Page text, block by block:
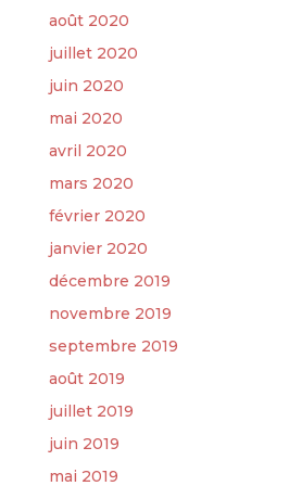
août 2020
juillet 2020
juin 2020
mai 2020
avril 2020
mars 2020
février 2020
janvier 2020
décembre 2019
novembre 2019
septembre 2019
août 2019
juillet 2019
juin 2019
mai 2019